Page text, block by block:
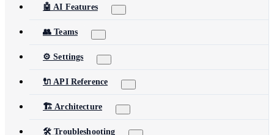
🤖 AI Features
👥 Teams
⚙️ Settings
🔌 API Reference
🏗️ Architecture
🛠️ Troubleshooting